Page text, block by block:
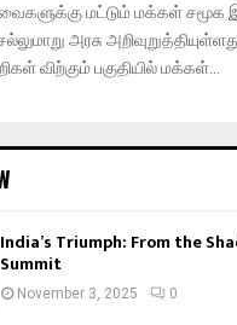
மட்டும் மக்கள்
அரசு
விற்கும் பகுதியில் மக்கள்...
India’s Triumph: From the
Summit
November 3, 2025 0